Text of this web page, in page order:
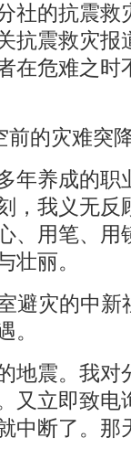
社的抗震救
抗震救灾报
在危难之时
的灾难突
养成的职
，我义无反
、用笔、用
壮丽。
灾的中新
。
震。我对
又立即致电
中断了。那